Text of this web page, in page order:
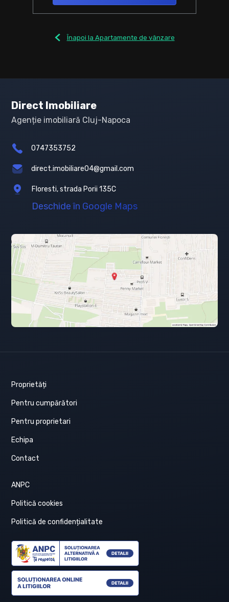
Înapoi la Apartamente de vânzare
Direct Imobiliare
Agenție imobiliară Cluj-Napoca
0747353752
direct.imobiliare04@gmail.com
Floresti, strada Porii 135C
Deschide în Google Maps
Proprietăți
Pentru cumpărători
Pentru proprietari
Echipa
Contact
ANPC
Politică cookies
Politică de confidențialitate